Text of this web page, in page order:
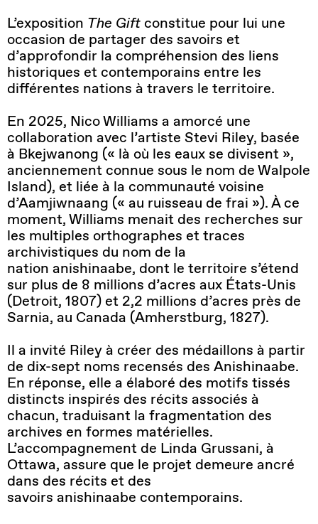
L’exposition The Gift constitue pour lui une
occasion de partager des savoirs et
d’approfondir la compréhension des liens
historiques et contemporains entre les
différentes nations à travers le territoire.
En 2025, Nico Williams a amorcé une
collaboration avec l’artiste Stevi Riley, basée
à Bkejwanong (« là où les eaux se divisent »,
anciennement connue sous le nom de Walpole
Island), et liée à la communauté voisine
d’Aamjiwnaang (« au ruisseau de frai »). À ce
moment, Williams menait des recherches sur
les multiples orthographes et traces
archivistiques du nom de la
nation anishinaabe, dont le territoire s’étend
sur plus de 8 millions d’acres aux États-Unis
(Detroit, 1807) et 2,2 millions d’acres près de
Sarnia, au Canada (Amherstburg, 1827).
Il a invité Riley à créer des médaillons à partir
de dix-sept noms recensés des Anishinaabe.
En réponse, elle a élaboré des motifs tissés
distincts inspirés des récits associés à
chacun, traduisant la fragmentation des
archives en formes matérielles.
L’accompagnement de Linda Grussani, à
Ottawa, assure que le projet demeure ancré
dans des récits et des
savoirs anishinaabe contemporains.